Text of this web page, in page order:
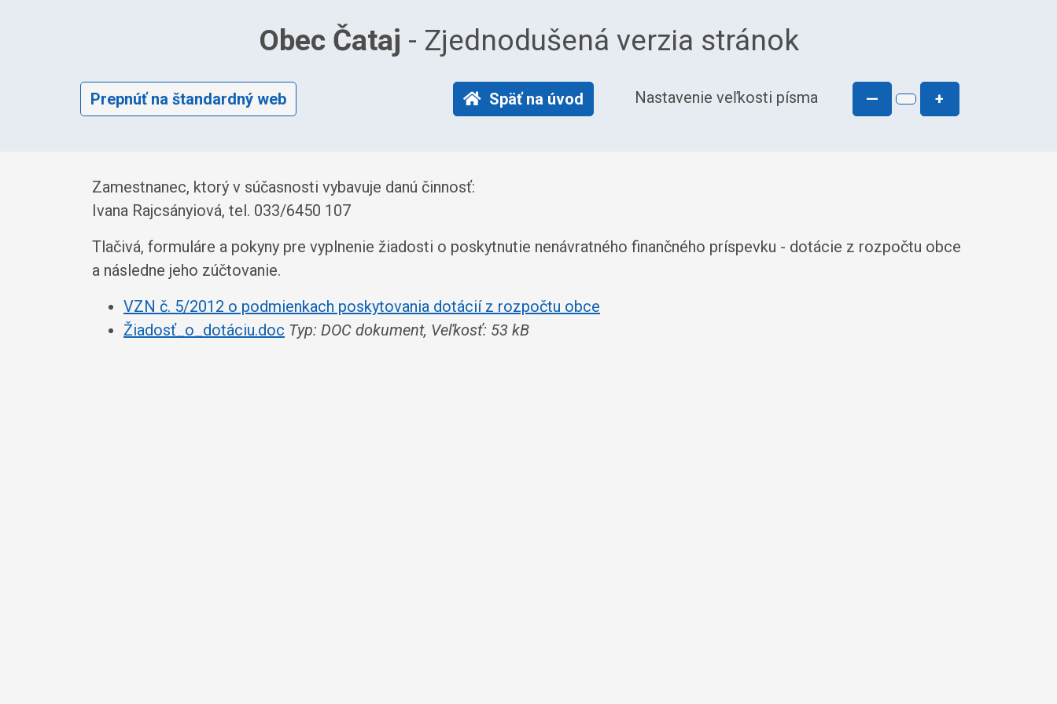
Obec Čataj - Zjednodušená verzia stránok
Prepnúť na štandardný web Späť na úvod Nastavenie veľkosti písma — +
Zamestnanec, ktorý v súčasnosti vybavuje danú činnosť:
Ivana Rajcsányiová, tel. 033/6450 107
Tlačivá, formuláre a pokyny pre vyplnenie žiadosti o poskytnutie nenávratného finančného príspevku - dotácie z rozpočtu obce
a následne jeho zúčtovanie.
VZN č. 5/2012 o podmienkach poskytovania dotácií z rozpočtu obce
Žiadosť_o_dotáciu.doc Typ: DOC dokument, Veľkosť: 53 kB